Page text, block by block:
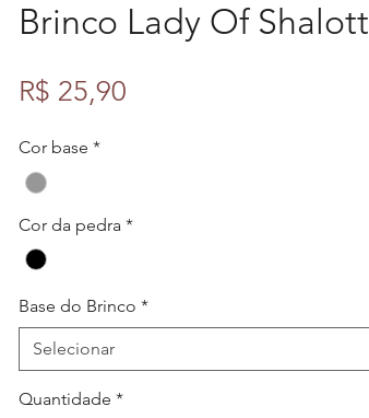
Brinco Lady Of Shalott
R$ 25,90
Cor base *
Cor da pedra *
Base do Brinco *
Selecionar
Quantidade *